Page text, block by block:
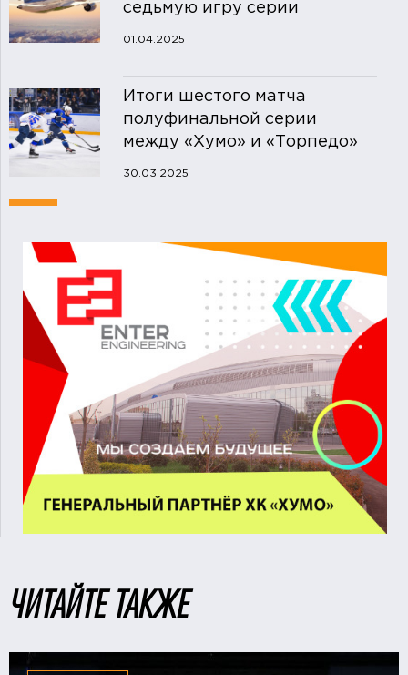
седьмую игру серии
01.04.2025
Итоги шестого матча
полуфинальной серии
между «Хумо» и «Торпедо»
30.03.2025
ЧИТАЙТЕ ТАКЖЕ